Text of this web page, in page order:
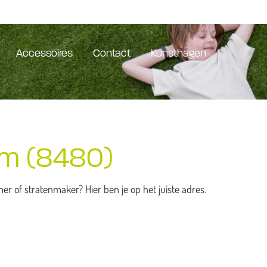
Accessoires Contact Kunsthagen
(8480)
of stratenmaker? Hier ben je op het juiste adres.